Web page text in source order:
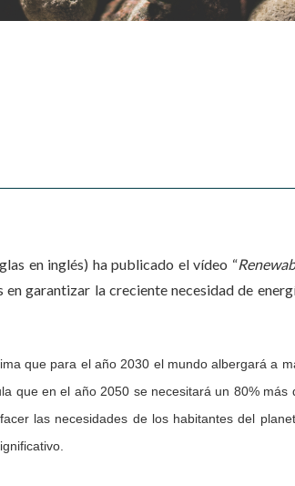
en inglés) ha publicado el vídeo “
garantizar la creciente necesidad de
que para el año 2030 el mundo albergará a
que en el año 2050 se necesitará un 80% más
las necesidades de los habitantes del